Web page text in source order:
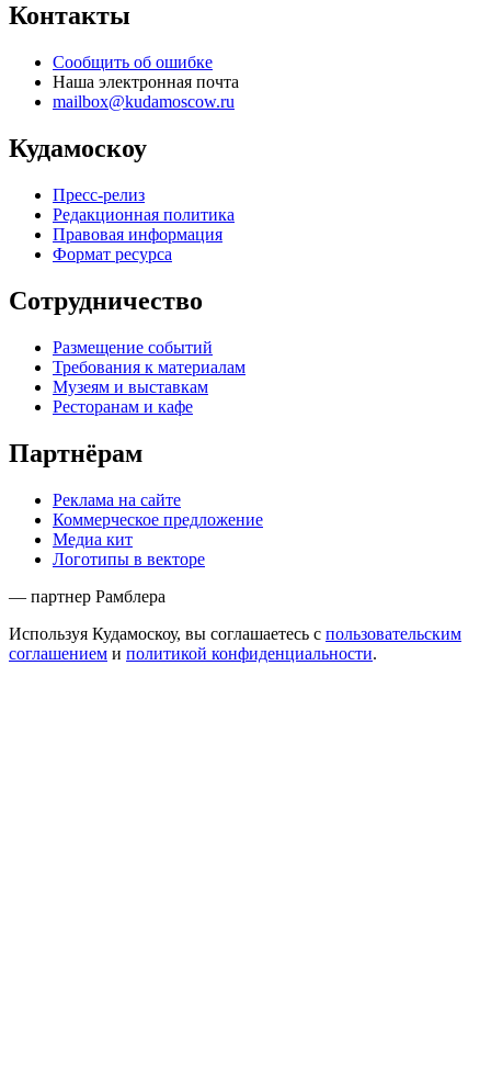
Контакты
Сообщить об ошибке
Наша электронная почта
mailbox@kudamoscow.ru
Кудамоскоу
Пресс-релиз
Редакционная политика
Правовая информация
Формат ресурса
Сотрудничество
Размещение событий
Требования к материалам
Музеям и выставкам
Ресторанам и кафе
Партнёрам
Реклама на сайте
Коммерческое предложение
Медиа кит
Логотипы в векторе
— партнер Рамблера
Используя Кудамоскоу, вы соглашаетесь с пользовательским
соглашением и политикой конфиденциальности.